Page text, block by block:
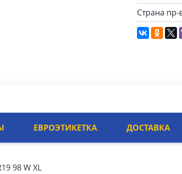
Страна пр-
ЕВРОЭТИКЕТКА ДОСТАВКА
98 W XL